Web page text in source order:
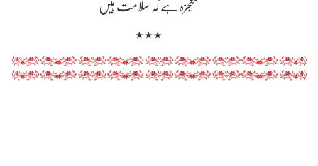
معجزہ ہے کہ سلامت ہیں
٭٭٭